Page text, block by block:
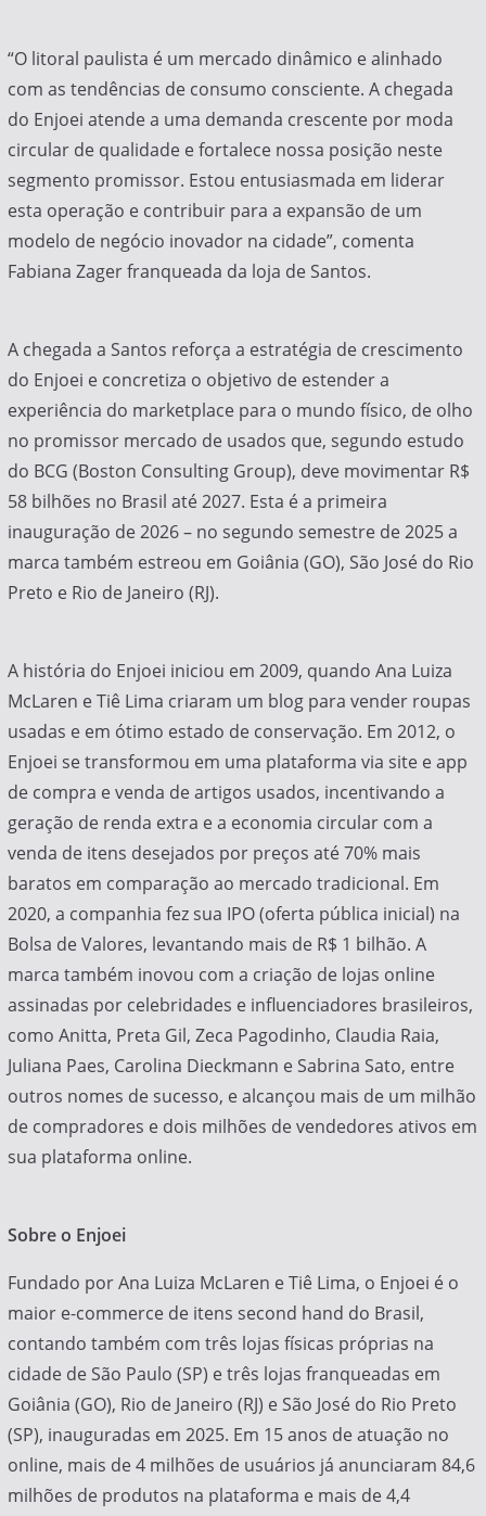
“O litoral paulista é um mercado dinâmico e alinhado
com as tendências de consumo consciente. A chegada
do Enjoei atende a uma demanda crescente por moda
circular de qualidade e fortalece nossa posição neste
segmento promissor. Estou entusiasmada em liderar
esta operação e contribuir para a expansão de um
modelo de negócio inovador na cidade”, comenta
Fabiana Zager franqueada da loja de Santos.
A chegada a Santos reforça a estratégia de crescimento
do Enjoei e concretiza o objetivo de estender a
experiência do marketplace para o mundo físico, de olho
no promissor mercado de usados que, segundo estudo
do BCG (Boston Consulting Group), deve movimentar R$
58 bilhões no Brasil até 2027. Esta é a primeira
inauguração de 2026 – no segundo semestre de 2025 a
marca também estreou em Goiânia (GO), São José do Rio
Preto e Rio de Janeiro (RJ).
A história do Enjoei iniciou em 2009, quando Ana Luiza
McLaren e Tiê Lima criaram um blog para vender roupas
usadas e em ótimo estado de conservação. Em 2012, o
Enjoei se transformou em uma plataforma via site e app
de compra e venda de artigos usados, incentivando a
geração de renda extra e a economia circular com a
venda de itens desejados por preços até 70% mais
baratos em comparação ao mercado tradicional. Em
2020, a companhia fez sua IPO (oferta pública inicial) na
Bolsa de Valores, levantando mais de R$ 1 bilhão. A
marca também inovou com a criação de lojas online
assinadas por celebridades e influenciadores brasileiros,
como Anitta, Preta Gil, Zeca Pagodinho, Claudia Raia,
Juliana Paes, Carolina Dieckmann e Sabrina Sato, entre
outros nomes de sucesso, e alcançou mais de um milhão
de compradores e dois milhões de vendedores ativos em
sua plataforma online.
Sobre o Enjoei
Fundado por Ana Luiza McLaren e Tiê Lima, o Enjoei é o
maior e-commerce de itens second hand do Brasil,
contando também com três lojas físicas próprias na
cidade de São Paulo (SP) e três lojas franqueadas em
Goiânia (GO), Rio de Janeiro (RJ) e São José do Rio Preto
(SP), inauguradas em 2025. Em 15 anos de atuação no
online, mais de 4 milhões de usuários já anunciaram 84,6
milhões de produtos na plataforma e mais de 4,4